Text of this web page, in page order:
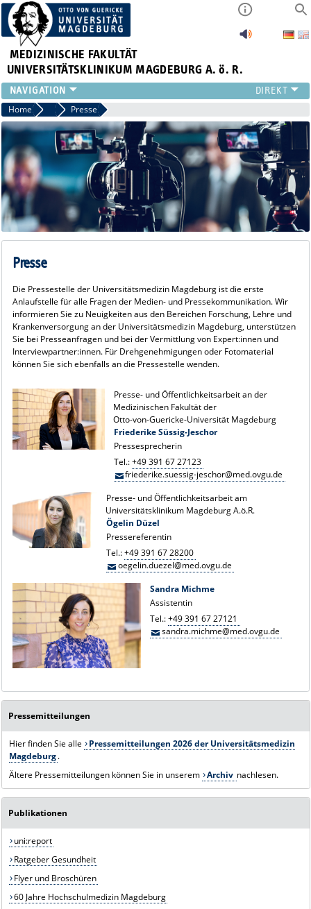
MEDIZINISCHE FAKULTÄT
UNIVERSITÄTSKLINIKUM MAGDEBURG A. ö. R.
INSTITUTE
KLINIKEN
ZENTRALE EINRICHTUNGEN
FORSCHUNG
PRESSE
ÜBER UNS
INTERNATIONAL
INTRANET
Home PressePresse
Presse
Die Pressestelle der Universitätsmedizin Magdeburg ist die erste
Anlaufstelle für alle Fragen der Medien- und Pressekommunikation. Wir
informieren Sie zu Neuigkeiten aus den Bereichen Forschung, Lehre und
Krankenversorgung an der Universitätsmedizin Magdeburg, unterstützen
Sie bei Presseanfragen und bei der Vermittlung von Expert:innen und
Interviewpartner:innen. Für Drehgenehmigungen oder Fotomaterial
können Sie sich ebenfalls an die Pressestelle wenden.
Presse- und Öffentlichkeitsarbeit an der
Medizinischen Fakultät der
Otto-von-Guericke-Universität Magdeburg
Friederike Süssig-Jeschor
Pressesprecherin
Tel.:+49 391 67 27123
friederike.suessig-jeschor@med.ovgu.de
Presse- und Öffentlichkeitsarbeit am
Universitätsklinikum Magdeburg A.ö.R.
Ögelin Düzel
Pressereferentin
Tel.:+49 391 67 28200
oegelin.duezel@med.ovgu.de
Sandra Michme
Assistentin
Tel.:+49 391 67 27121
sandra.michme@med.ovgu.de
Pressemitteilungen
Hier finden Sie alle
Pressemitteilungen 2026 der Universitätsmedizin
Magdeburg.
Ältere Pressemitteilungen können Sie in unserem Archiv nachlesen.
Publikationen
uni:report
Ratgeber Gesundheit
Flyer und Broschüren
60 Jahre Hochschulmedizin Magdeburg